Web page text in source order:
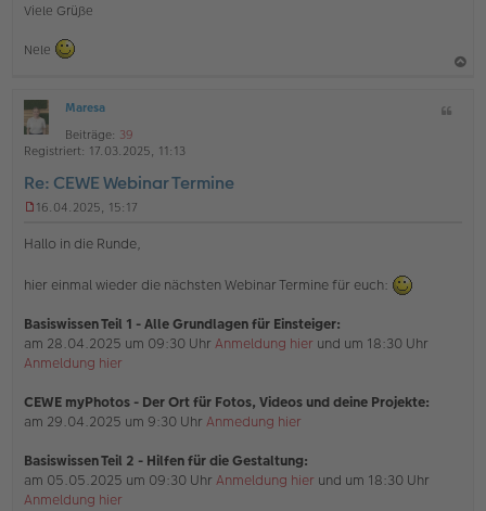
Viele Grüße
Nele
ff
l
n
e
Maresa
Beiträge: 39
Registriert: 17.03.2025, 11:13
Re: CEWE Webinar Termine
g
l
e
n
e
B
i
r
a
g
16.04.2025, 15:17
Hallo in die Runde,
hier einmal wieder die nächsten Webinar Termine für euch:
Basiswissen Teil 1 - Alle Grundlagen für Einsteiger:
am 28.04.2025 um 09:30 Uhr Anmeldung hier und um 18:30 Uhr
Anmeldung hier
CEWE myPhotos - Der Ort für Fotos, Videos und deine Projekte:
am 29.04.2025 um 9:30 Uhr Anmedung hier
Basiswissen Teil 2 - Hilfen für die Gestaltung:
am 05.05.2025 um 09:30 Uhr Anmeldung hier und um 18:30 Uhr
Anmeldung hier